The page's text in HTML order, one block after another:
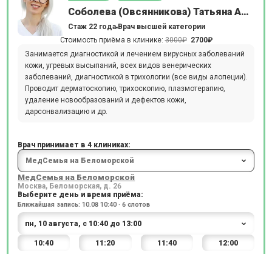
Соболева (Овсянникова) Татьяна Александровна
Стаж 22 года Врач высшей категории
Стоимость приёма в клинике:3000₽ 2700₽
Занимается диагностикой и лечением вирусных заболеваний
кожи, угревых высыпаний, всех видов венерических
заболеваний, диагностикой в трихологии (все виды алопеции).
Проводит дерматоскопию, трихоскопию, плазмотерапию,
удаление новообразований и дефектов кожи,
дарсонвализацию и др.
Врач принимает в 4 клиниках:
МедСемья на Беломорской
Москва, Беломорская, д. 26
Выберите день и время приёма:
Ближайшая запись: 10.08 10:40 · 6 слотов
10:40 11:20 11:40 12:00